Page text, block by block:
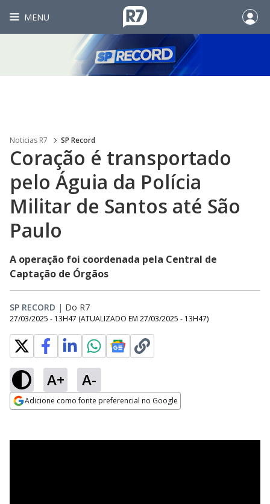
MENU
Noticias R7 SP Record
Coração é transportado
pelo Águia da Polícia
Militar de Santos até São
Paulo
A operação foi coordenada pela Central de
Captação de Órgãos
SP RECORD | Do R7
27/03/2025 - 13H47 (ATUALIZADO EM 27/03/2025 - 13H47)
A+ A-
Adicione como fonte preferencial no Google